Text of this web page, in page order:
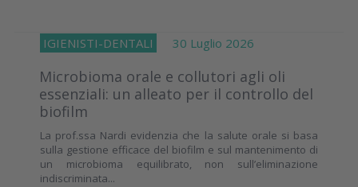
IGIENISTI-DENTALI 30 Luglio 2026
Microbioma orale e collutori agli oli
essenziali: un alleato per il controllo del
biofilm
La prof.ssa Nardi evidenzia che la salute orale si basa
sulla gestione efficace del biofilm e sul mantenimento di
un microbioma equilibrato, non sull’eliminazione
indiscriminata...